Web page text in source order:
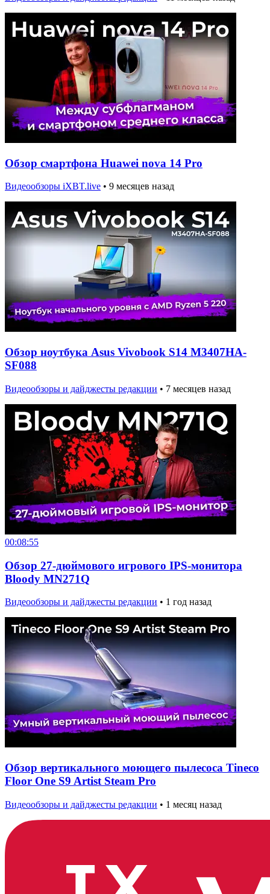
Обзор смартфона Huawei nova 14 Pro
Видеообзоры iXBT.live • 9 месяцев назад
Обзор ноутбука Asus Vivobook S14 M3407HA-
SF088
Видеообзоры и дайджесты редакции • 7 месяцев назад
00:08:55
Обзор 27-дюймового игрового IPS-монитора
Bloody MN271Q
Видеообзоры и дайджесты редакции • 1 год назад
Обзор вертикального моющего пылесоса Tineco
Floor One S9 Artist Steam Pro
Видеообзоры и дайджесты редакции • 1 месяц назад